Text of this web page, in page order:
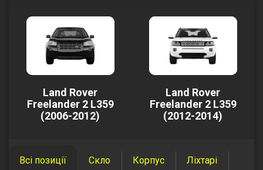
Land Rover
Freelander 2 L359
(2006-2012)
Land Rover
Freelander 2 L359
(2012-2014)
Всі позиції Скло Корпус Ліхтарі